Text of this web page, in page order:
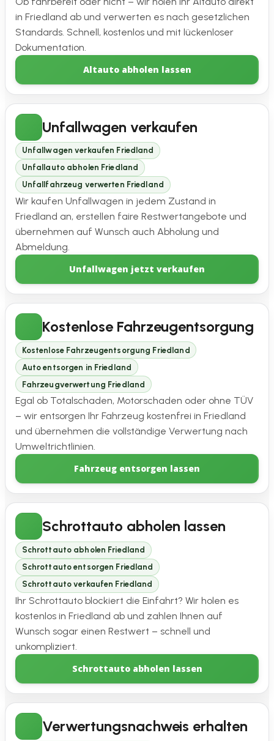
in Friedland ab und verwerten es nach gesetzlichen
Standards. Schnell, kostenlos und mit lückenloser
Dokumentation.
Altauto abholen lassen
Unfallwagen verkaufen
Unfallwagen verkaufen Friedland
Unfallauto abholen Friedland
Unfallfahrzeug verwerten Friedland
Wir kaufen Unfallwagen in jedem Zustand in
Friedland an, erstellen faire Restwertangebote und
übernehmen auf Wunsch auch Abholung und
Abmeldung.
Unfallwagen jetzt verkaufen
Kostenlose Fahrzeugentsorgung
Kostenlose Fahrzeugentsorgung Friedland
Auto entsorgen in Friedland
Fahrzeugverwertung Friedland
Egal ob Totalschaden, Motorschaden oder ohne TÜV
– wir entsorgen Ihr Fahrzeug kostenfrei in Friedland
und übernehmen die vollständige Verwertung nach
Umweltrichtlinien.
Fahrzeug entsorgen lassen
Schrottauto abholen lassen
Schrottauto abholen Friedland
Schrottauto entsorgen Friedland
Schrottauto verkaufen Friedland
Ihr Schrottauto blockiert die Einfahrt? Wir holen es
kostenlos in Friedland ab und zahlen Ihnen auf
Wunsch sogar einen Restwert – schnell und
unkompliziert.
Schrottauto abholen lassen
Verwertungsnachweis erhalten